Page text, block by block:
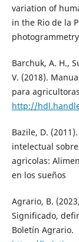
variation of
in the Rio de la
Barchuk, A. H.,
V. (2018).
para
http://
Bazile, D.
intelectual
agricolas:
en los sueños
Agrario, B.
Significado,
Boletín Agrario.